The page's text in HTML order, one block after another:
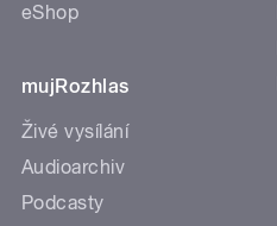
eShop
mujRozhlas
Živé vysílání
Audioarchiv
Podcasty